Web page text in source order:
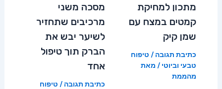
מתכון למחיקת
קמטים במצח עם
שמן קיק
כתיבת תגובה / טיפוח
טבעי וביוטי / מאת
מהממת
מסכה משני
מרכיבים שתחזיר
לשיער יבש את
הברק תוך טיפול
אחד
כתיבת תגובה / טיפוח